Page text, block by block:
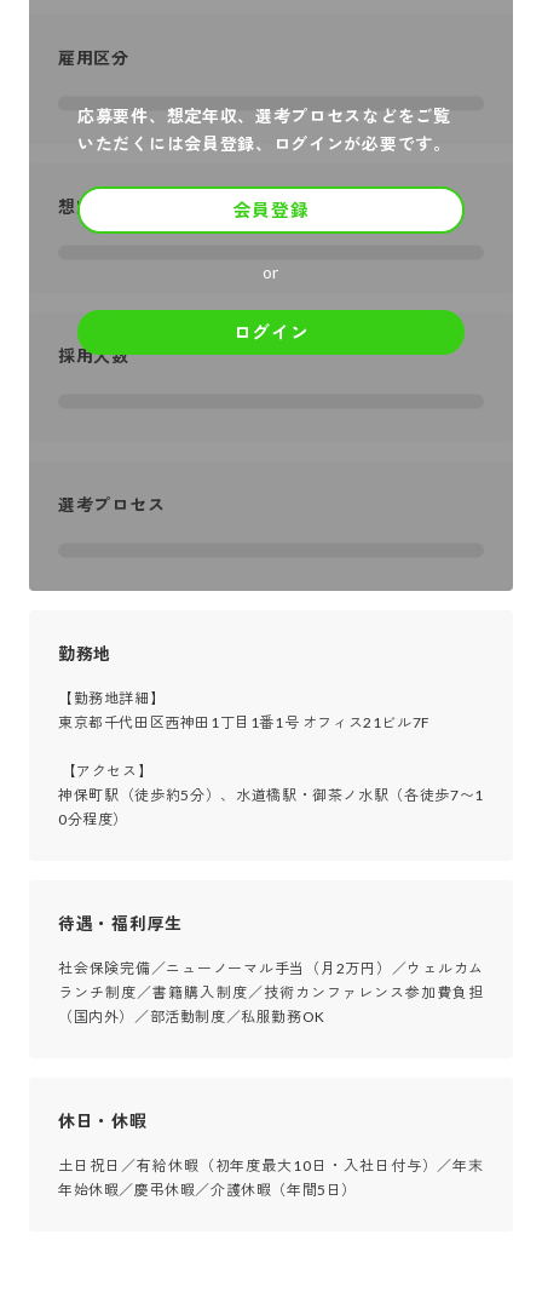
応募要件、想定年収、選考プロセスなどをご覧
いただくには会員登録、ログインが必要です。
会員登録
or
ログイン
雇用区分
想定年収
採用人数
選考プロセス
勤務地
【勤務地詳細】
東京都千代田区西神田1丁目1番1号 オフィス21ビル7F
神保町駅（徒歩約5分）、水道橋駅・御茶ノ水駅（各徒歩7〜1
0分程度）
待遇・福利厚生
社会保険完備／ニューノーマル手当（月2万円）／ウェルカム
ランチ制度／書籍購入制度／技術カンファレンス参加費負担
（国内外）／部活動制度／私服勤務OK
休日・休暇
土日祝日／有給休暇（初年度最大10日・入社日付与）／年末
年始休暇／慶弔休暇／介護休暇（年間5日）